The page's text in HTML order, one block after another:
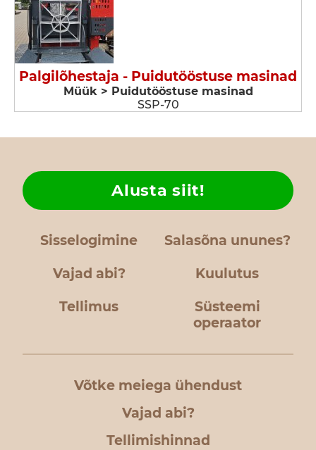
Palgilõhestaja - Puidutööstuse masinad
Müük > Puidutööstuse masinad
SSP-70
Sisselogimine Salasõna ununes?
Vajad abi?
Alusta siit!
Kuulutus
Tellimus
Süsteemi
operaator
Võtke meiega ühendust
Vajad abi?
Tellimishinnad